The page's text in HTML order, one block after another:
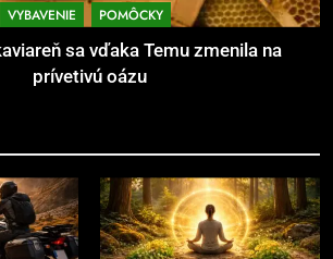
Temu zmenila na prívetivú oázu
POMÔCKY VYBAVENIE
bezpečnosť na prvom mieste
POMÔCKY VYBAVENIE
VYBAVENIE POMÔCKY
sa vďaka Temu zmenila na
prívetivú oázu